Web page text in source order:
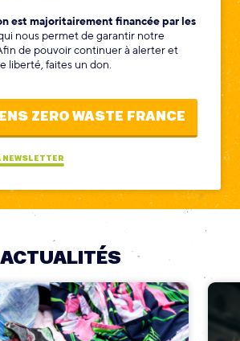
est majoritairement financée par les
qui nous permet de garantir notre
de pouvoir continuer à alerter et
liberté, faites un don.
ZERO WASTE FRANCE
ACTUALITÉS